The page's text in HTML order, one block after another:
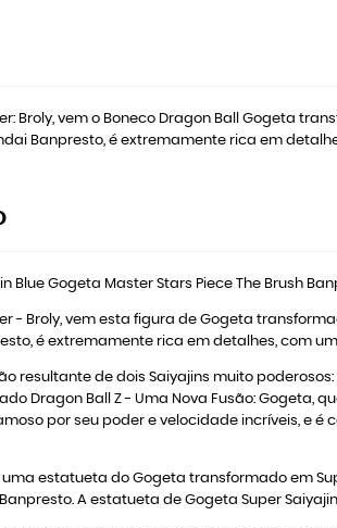
Broly, vem o Boneco Dragon Ball Gogeta
Banpresto, é extremamente rica em
Blue Gogeta Master Stars Piece The Brush
- Broly, vem esta figura de Gogeta
é extremamente rica em detalhes, com
resultante de dois Saiyajins muito
Dragon Ball Z - Uma Nova Fusão: Gogeta,
por seu poder e velocidade incríveis, e
estatueta do Gogeta transformado em
A estatueta de Gogeta Super